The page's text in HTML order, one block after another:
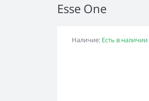
Esse One
Наличие: Есть в наличии